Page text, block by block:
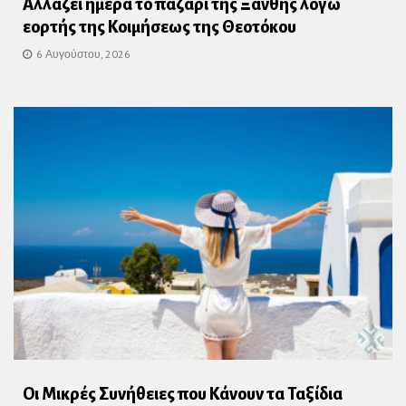
Αλλάζει ημέρα το παζάρι της Ξάνθης λόγω
εορτής της Κοιμήσεως της Θεοτόκου
6 Αυγούστου, 2026
Οι Μικρές Συνήθειες που Κάνουν τα Ταξίδια